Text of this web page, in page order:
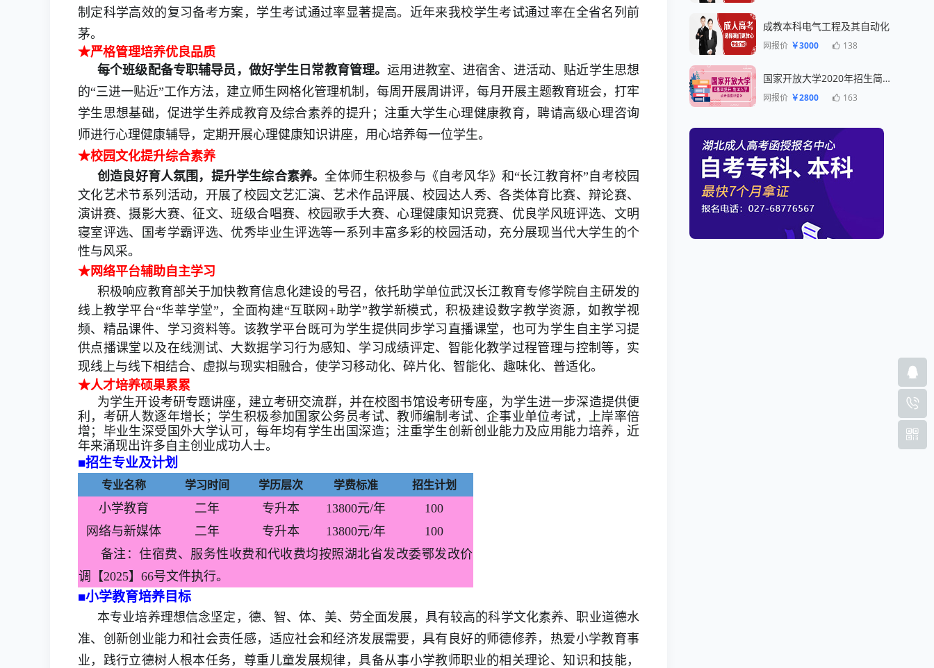
制定科学高效的复习备考方案，学生考试通过率显著提高。 近年来我校学生考试通过率在全省名列前
茅。
★严格管理培养优良品质
每个班级配备专职辅导员，做好学生日常教育管理。运用进教室、进宿舍、进活动、贴近学生思想
的“三进一贴近”工作方法，建立师生网格化管理机制，每周开展周讲评，每月开展主题教育班会，打牢
学生思想基础，促进学生养成教育及综合素养的提升；注重大学生心理健康教育，聘请高级心理咨询
师进行心理健康辅导，定期开展心理健康知识讲座，用心培养每一位学生。
★校园文化提升综合素养
创造良好育人氛围，提升学生综合素养。全体师生积极参与《自考风华》和“长江教育杯”自考校园
文化艺术节系列活动，开展了校园文艺汇演、艺术作品评展、校园达人秀、各类体育比赛、辩论赛、
演讲赛、摄影大赛、征文、班级合唱赛、校园歌手大赛、心理健康知识竞赛、优良学风班评选、文明
寝室评选、国考学霸评选、优秀毕业生评选等一系列丰富多彩的校园活动，充分展现当代大学生的个
性与风采。
★网络平台辅助自主学习
积极响应教育部关于加快教育信息化建设的号召，依托助学单位武汉长江教育专修学院自主研发的
线上教学平台“华莘学堂”，全面构建“互联网 +助学”教学新模式，积极建设数字教学资源，如教学视
频、精品课件、学习资料等。该教学平台既可为学生提供同步学习直播课堂，也可为学生自主学习提
供点播课堂以及在线测试、大数据学习行为感知、学习成绩评定、智能化教学过程管理与控制等，实
现线上与线下相结合、虚拟与现实相融合，使学习移动化、碎片化、智能化、趣味化、普适化。
★人才培养硕果累累
为学生开设考研专题讲座，建立考研交流群，并在校图书馆设考研专座，为学生进一步深造提供便
利，考研人数逐年增长；学生积极参加国家公务员考试、教师编制考试、企事业单位考试，上岸率倍
增；毕业生深受国外大学认可，每年均有学生出国深造；注重学生创新创业能力及应用能力培养，近
年来涌现出许多自主创业成功人士。
■招生专业及计划
专业名称 学习时间 学历层次 学费标准 招生计划
小学教育 二年 专升本 13800元/年
100
网络与新媒体
二年 专升本 13800元/年
100
备注：住宿费、服务性收费和代收费均按照湖北省发改委鄂发改价
调【2025】66号文件执行。
■小学教育培养目标
本专业培养理想信念坚定，德、智、体、美、劳全面发展，具有较高的科学文化素养、职业道德水
准、创新创业能力和社会责任感，适应社会和经济发展需要，具有良好的师德修养，热爱小学教育事
业，践行立德树人根本任务，尊重儿童发展规律，具备从事小学教师职业的相关理论、知识和技能，
成教本科电气工程及其自动化
网报价 ￥3000 138
国家开放大学2020年招生简章
网报价 ￥2800 163